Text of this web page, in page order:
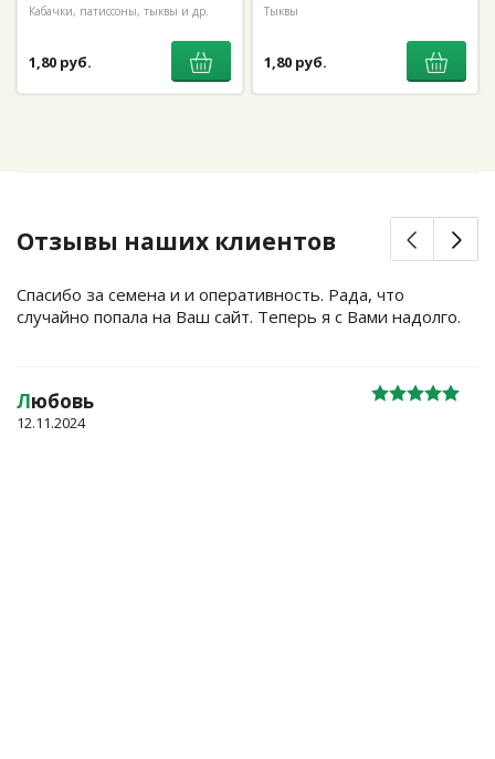
Кабачки, патиссоны, тыквы и др.
1,80 руб.
Тыквы
1,80 руб.
Отзывы наших клиентов
Спасибо за семена и и оперативность. Рада, что
случайно попала на Ваш сайт. Теперь я с Вами надолго.
Любовь
12.11.2024